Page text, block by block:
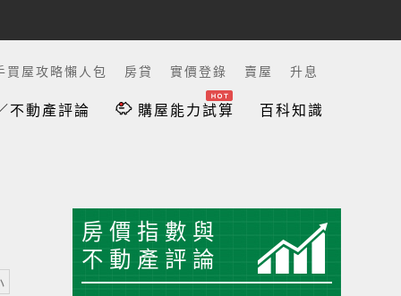
買屋攻略懶人包 房貸 實價登錄 賣屋 升息
不動產評論 購屋能力試算 百科知識
房價指數與
不動產評論